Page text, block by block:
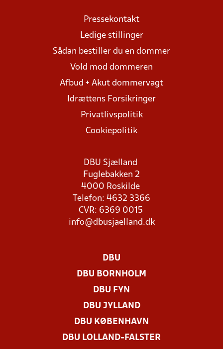
Pressekontakt
Ledige stillinger
Sådan bestiller du en dommer
Vold mod dommeren
Afbud + Akut dommervagt
Idrættens Forsikringer
Privatlivspolitik
Cookiepolitik
DBU Sjælland
Fuglebakken 2
4000 Roskilde
Telefon: 4632 3366
CVR: 6369 0015
info@dbusjaelland.dk
DBU
DBU BORNHOLM
DBU FYN
DBU JYLLAND
DBU KØBENHAVN
DBU LOLLAND-FALSTER